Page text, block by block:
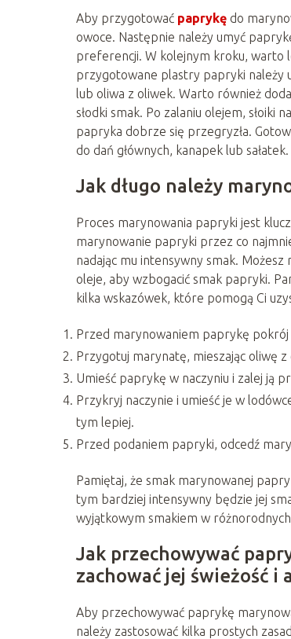
Aby przygotować paprykę do
owoce. Następnie należy umyć
preferencji. W kolejnym kroku, warto
przygotowane plastry papryki należy
lub oliwa z oliwek. Warto również
słodki smak. Po zalaniu olejem, słoiki
papryka dobrze się przegryzła.
do dań głównych, kanapek lub sałatek.
Jak długo należy
Proces marynowania papryki jest
marynowanie papryki przez co
nadając mu intensywny smak.
oleje, aby wzbogacić smak papryki.
kilka wskazówek, które pomogą Ci
Przed marynowaniem paprykę pokrój
Przygotuj marynatę, mieszając oliwę
Umieść paprykę w naczyniu i zalej ją
Przykryj naczynie i umieść je w
tym lepiej.
Przed podaniem papryki, odcedź
Pamiętaj, że smak marynowanej
tym bardziej intensywny będzie jej
wyjątkowym smakiem w
Jak przechowywać
zachować jej świeżość i
Aby przechowywać paprykę
należy zastosować kilka prostych